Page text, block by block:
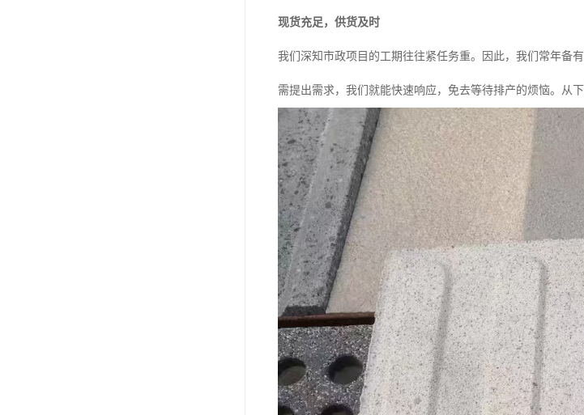
现货充足，供货及时
我们深知市政项目的工期往往紧任务重。因此，我们常年备
需提出需求，我们就能快速响应，免去等待排产的烦恼。从